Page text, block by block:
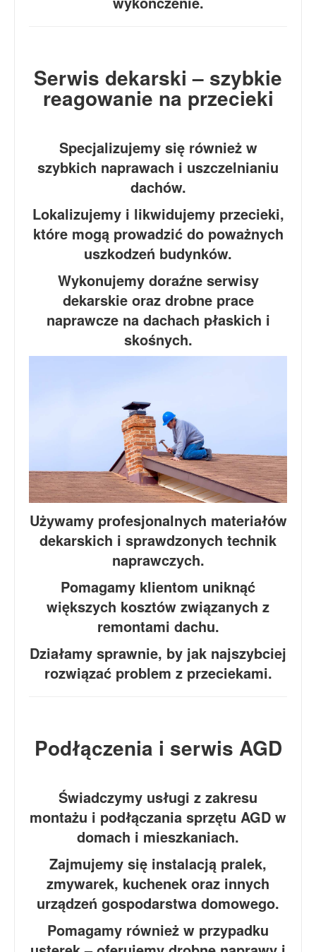
Serwis dekarski – szybkie
reagowanie na przecieki
Specjalizujemy się również w
szybkich naprawach i uszczelnianiu
dachów.
Lokalizujemy i likwidujemy przecieki,
które mogą prowadzić do poważnych
uszkodzeń budynków.
Wykonujemy doraźne serwisy
dekarskie oraz drobne prace
naprawcze na dachach płaskich i
skośnych.
Używamy profesjonalnych materiałów
dekarskich i sprawdzonych technik
naprawczych.
Pomagamy klientom uniknąć
większych kosztów związanych z
remontami dachu.
Działamy sprawnie, by jak najszybciej
rozwiązać problem z przeciekami.
Podłączenia i serwis AGD
Świadczymy usługi z zakresu
montażu i podłączania sprzętu AGD w
domach i mieszkaniach.
Zajmujemy się instalacją pralek,
zmywarek, kuchenek oraz innych
urządzeń gospodarstwa domowego.
Pomagamy również w przypadku